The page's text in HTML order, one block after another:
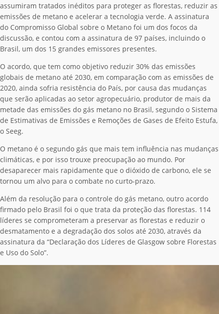
assumiram tratados inéditos para proteger as florestas, reduzir as
emissões de metano e acelerar a tecnologia verde. A assinatura
do Compromisso Global sobre o Metano foi um dos focos da
discussão, e contou com a assinatura de 97 países, incluindo o
Brasil, um dos 15 grandes emissores presentes.
O acordo, que tem como objetivo reduzir 30% das emissões
globais de metano até 2030, em comparação com as emissões de
2020, ainda sofria resistência do País, por causa das mudanças
que serão aplicadas ao setor agropecuário, produtor de mais da
metade das emissões do gás metano no Brasil, segundo o Sistema
de Estimativas de Emissões e Remoções de Gases de Efeito Estufa,
o Seeg.
O metano é o segundo gás que mais tem influência nas mudanças
climáticas, e por isso trouxe preocupação ao mundo. Por
desaparecer mais rapidamente que o dióxido de carbono, ele se
tornou um alvo para o combate no curto-prazo.
Além da resolução para o controle do gás metano, outro acordo
firmado pelo Brasil foi o que trata da proteção das florestas. 114
líderes se comprometeram a preservar as florestas e reduzir o
desmatamento e a degradação dos solos até 2030, através da
assinatura da “Declaração dos Líderes de Glasgow sobre Florestas
e Uso do Solo”.